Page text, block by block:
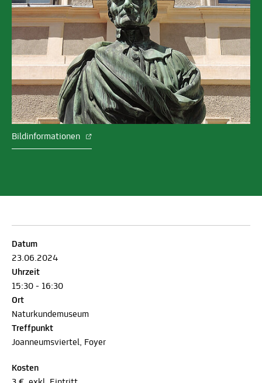
Bildinformationen
Datum
23.06.2024
Uhrzeit
15:30 - 16:30
Ort
Naturkundemuseum
Treffpunkt
Joanneumsviertel, Foyer
Kosten